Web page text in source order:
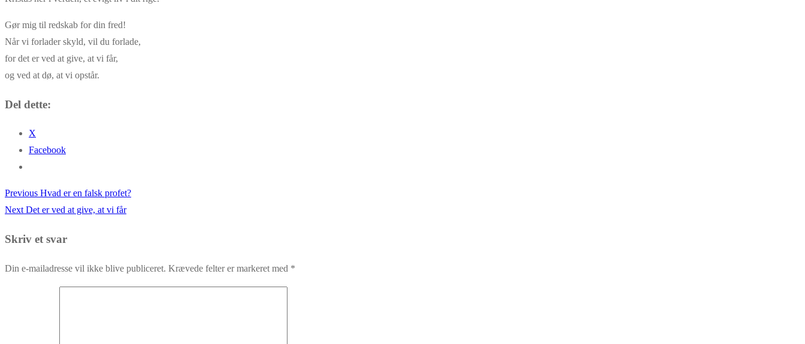
Gør mig til redskab for din fred!
Når vi forlader skyld, vil du forlade,
for det er ved at give, at vi får,
og ved at dø, at vi opstår.
Del dette:
X
Facebook
Indlægsnavigation
Previous Previous
post:
Hvad er en falsk profet?
Next Next
Det er ved at give, at vi får
Skriv et svar
Din e-mailadresse vil ikke blive publiceret. Krævede felter er markeret med *